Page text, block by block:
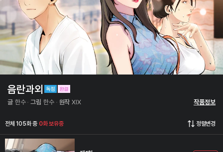
음란과외
글 한수 그림 한수 원작 XIX 작품정보
전체 105화 중 0화 보유중 정렬변경